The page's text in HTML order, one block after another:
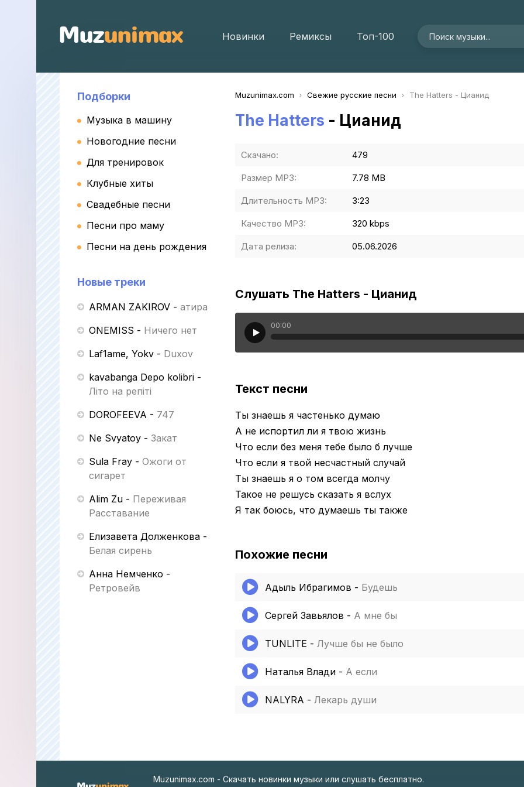
Новинки Ремиксы Топ-100
Подборки
Музыка в машину
Новогодние песни
Для тренировок
Клубные хиты
Свадебные песни
Песни про маму
Песни на день рождения
Новые треки
ARMAN ZAKIROV - Қатира
ONEMISS - Ничего нет
Laf1ame, Yokv - Duxov
kavabanga Depo kolibri -
Літо на репіті
DOROFEEVA - 747
Ne Svyatoy - Закат
Sula Fray - Ожоги от
сигарет
Alim Zu - Переживая
Расставание
Елизавета Долженкова -
Белая сирень
Анна Немченко -
Ретровейв
Muzunimax.com Свежие русские песни The Hatters - Цианид
The Hatters - Цианид
Скачано: 479
Размер MP3: 7.78 MB
Длительность MP3: 3:23
Качество MP3: 320 kbps
Дата релиза: 05.06.2026
Слушать The Hatters - Цианид
00:00
Текст песни
Ты знаешь я частенько думаю
А не испортил ли я твою жизнь
Что если без меня тебе было б лучше
Что если я твой несчастный случай
Ты знаешь я о том всегда молчу
Такое не решусь сказать я вслух
Я так боюсь, что думаешь ты также
Похожие песни
Адыль Ибрагимов - Будешь
Сергей Завьялов - А мне бы
TUNLITE - Лучше бы не было
Наталья Влади - А если
NALYRA - Лекарь души
Muzunimax.com - Скачать новинки музыки или слушать бесплатно.